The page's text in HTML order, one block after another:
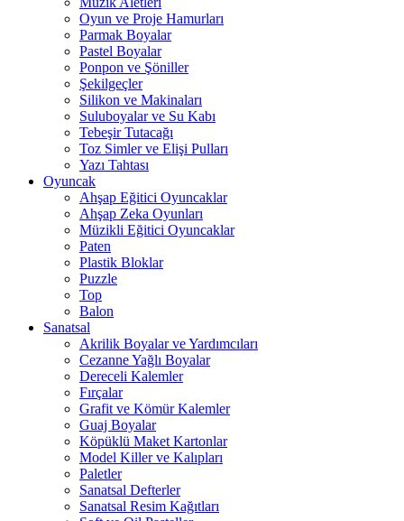
Oyun ve Proje Hamurları
Parmak Boyalar
Pastel Boyalar
Ponpon ve Şöniller
Şekilgeçler
Silikon ve Makinaları
Suluboyalar ve Su Kabı
Tebeşir Tutacağı
Toz Simler ve Elişi Pulları
Yazı Tahtası
Oyuncak
Ahşap Eğitici Oyuncaklar
Ahşap Zeka Oyunları
Müzikli Eğitici Oyuncaklar
Paten
Plastik Bloklar
Puzzle
Top
Balon
Sanatsal
Akrilik Boyalar ve Yardımcıları
Cezanne Yağlı Boyalar
Dereceli Kalemler
Fırçalar
Grafit ve Kömür Kalemler
Guaj Boyalar
Köpüklü Maket Kartonlar
Model Killer ve Kalıpları
Paletler
Sanatsal Defterler
Sanatsal Resim Kağıtları